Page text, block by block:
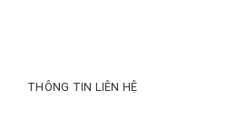
THÔNG TIN LIÊN HỆ